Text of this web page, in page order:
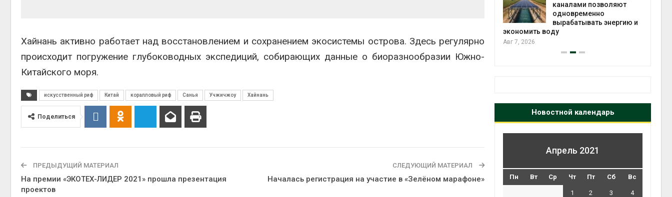
Хайнань активно работает над восстановлением и сохранением экосистемы острова. Здесь регулярно
происходит погружение глубоководных экспедиций, собирающих данные о биоразнообразии Южно-
Китайского моря.
искусственный риф Китай коралловый риф Санья Учжичжоу Хайнань
Поделиться
ПРЕДЫДУЩИЙ МАТЕРИАЛ
На премии «ЭКОТЕХ-ЛИДЕР 2021» прошла презентация
проектов
СЛЕДУЮЩИЙ МАТЕРИАЛ
Началась регистрация на участие в «Зелёном марафоне»
каналами позволяют
одновременно
вырабатывать энергию и
экономить воду
Авг 7, 2026
Новостной календарь
Апрель 2021
Пн Вт Ср Чт Пт Сб Вс
1 2 3 4